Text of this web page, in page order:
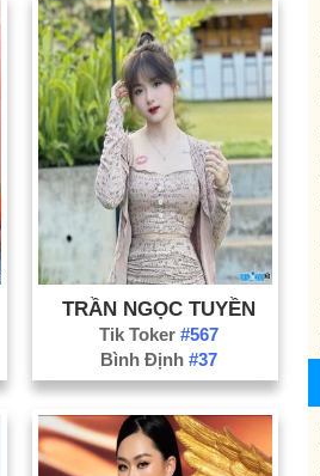
TRẦN NGỌC TUYỀN
Tik Toker #567
Bình Định #37